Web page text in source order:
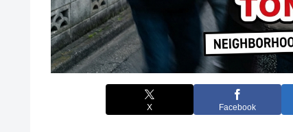
X Facebook